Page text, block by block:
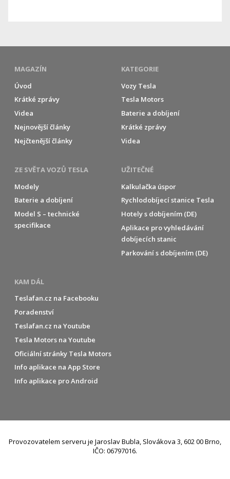
MAGAZÍN
Úvod
Krátké zprávy
Videa
Nejnovější články
Nejčtenější články
KATEGORIE
Vozy Tesla
Tesla Motors
Baterie a dobíjení
Krátké zprávy
Videa
ZE SVĚTA VOZŮ TESLA
Modely
Baterie a dobíjení
Model S – technické
specifikace
UŽITEČNÉ
Kalkulačka úspor
Rychlodobíjecí stanice Tesla
Hotely s dobíjením (DE)
Aplikace pro vyhledávání
dobíjecích stanic
Parkování s dobíjením (DE)
KAM DÁL
Teslafan.cz na Facebooku
Poradenství
Teslafan.cz na Youtube
Tesla Motors na Youtube
Oficiální stránky Tesla Motors
Info aplikace na App Store
Info aplikace pro Android
Provozovatelem serveru je Jaroslav Bubla, Slovákova 3, 602 00 Brno,
IČO: 06797016.